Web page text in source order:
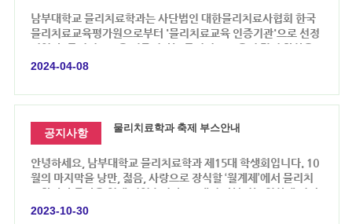
남부대학교 물리치료학과는 사단법인 대한물리치료사협회 한국
물리치료교육평가원으로부터 '물리치료교육 인증기관'으로 선정
되었다. 물리치료교육 인증평가는 물리치료 교육의 질적 향상을
위한 교육과정 운영과 교육 여건, 교육성과 등 물리치료 전문직의
비전/운영체계 2)교육과정 3)학생 4)교수 5)시설/설비 6)교육성
과 등 총 6개 영역에 걸쳐 16개 평가 부문 34개 평가 항목으로 진
행되었고, 평가 결과에 따라 인증, 조건부 인증, 인증 불가의 단계
로 부여된다.남부대학교 물리치료학과는 2023년 11월 대한물리
제출했으며 같은해 한국물리치료교육평가원의 서면 , 현장 방문
평가를 통해 학생, 교수, 교육성과 등 주요 부문에서 우수한 평가
리치료학과 교수들은 이번 물리치료 인증평가를 통해 급격하게
2024-04-08
공지사항 물리치료학과 축제 부스안내
안녕하세요, 남부대학교 물리치료학과 제15대 학생회입니다. 10
월의 마지막을 낭만, 젊음, 사랑으로 장식할 ‘월계제’에서 물리치
료학과가 주막을 열게 되었습니다.?? 매번 반복되는 일상에 지쳐
있는 여러분들을 위해 학생회에서 많은 이벤트를 준비했으니, 주
2023-10-30